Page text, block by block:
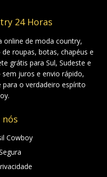
24 Horas
online de moda country,
roupas, botas, chapéus e
grátis para Sul, Sudeste e
juros e envio rápido,
o verdadeiro espírito
nós
Cowboy